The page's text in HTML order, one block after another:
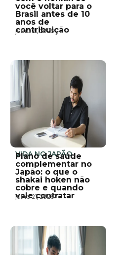
você voltar para o
Brasil antes de 10
anos de
contribuição
julho 21, 2026
VIDA NO JAPÃO
Plano de saúde
complementar no
Japão: o que o
shakai hoken não
cobre e quando
vale contratar
julho 21, 2026